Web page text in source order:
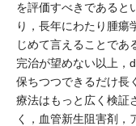
を評価すべきであると
り，長年にわたり腫瘍
じめて言えることであ
完治が望めない以上，
保ちつつできるだけ長
療法はもっと広く検証
く，血管新生阻害剤